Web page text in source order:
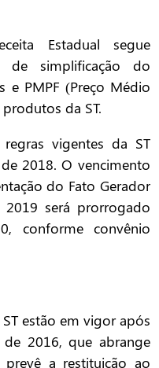
Estadual segue
de simplificação do
e PMPF (Preço Médio
da ST.
vigentes da ST
2018. O vencimento
do Fato Gerador
será prorrogado
conforme convênio
estão em vigor após
2016, que abrange
a restituição ao